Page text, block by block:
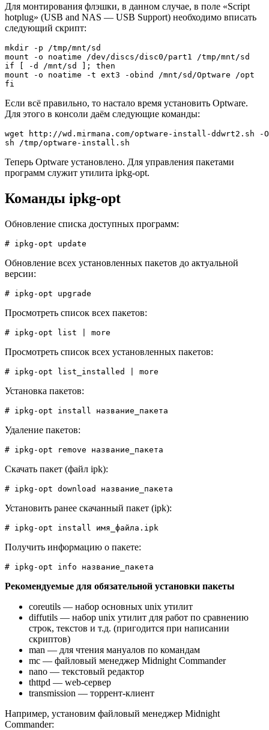
Для монтирования флэшки, в данном случае, в поле «Script
hotplug» (USB and NAS — USB Support) необходимо вписать
следующий скрипт:
mkdir -p /tmp/mnt/sd
mount -o noatime /dev/discs/disc0/part1 /tmp/mnt/sd
if [ -d /mnt/sd ]; then
mount -o noatime -t ext3 -obind /mnt/sd/Optware /opt
fi
Если всё правильно, то настало время установить Optware.
Для этого в консоли даём следующие команды:
wget http://wd.mirmana.com/optware-install-
sh /tmp/optware-install.sh
Теперь Optware установлено. Для управления пакетами
программ служит утилита ipkg-opt.
Команды ipkg-opt
Обновление списка доступных программ:
# ipkg-opt update
Обновление всех установленных пакетов до актуальной
версии:
# ipkg-opt upgrade
Просмотреть список всех пакетов:
# ipkg-opt list | more
Просмотреть список всех установленных пакетов:
# ipkg-opt list_installed | more
Установка пакетов:
# ipkg-opt install название_пакета
Удаление пакетов:
# ipkg-opt remove название_пакета
Скачать пакет (файл ipk):
# ipkg-opt download название_пакета
Установить ранее скачанный пакет (ipk):
# ipkg-opt install имя_файла.ipk
Получить информацию о пакете:
# ipkg-opt info название_пакета
Рекомендуемые для обязательной установки пакеты
coreutils — набор основных unix утилит
diffutils — набор unix утилит для работ по сравнению
строк, текстов и т.д. (пригодится при написании
скриптов)
man — для чтения мануалов по командам
mc — файловый менеджер Midnight Commander
nano — текстовый редактор
thttpd — web-сервер
transmission — торрент-клиент
Например, установим файловый менеджер Midnight
Commander: